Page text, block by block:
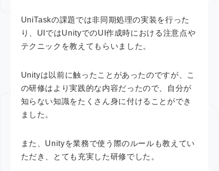
UniTaskの課題では非同期処理の実装を行った
り、UIではUnityでのUI作成時における注意点や
テクニックを教えてもらいました。
Unityは以前に触ったことがあったのですが、こ
の研修はより実践的な内容だったので、自分が
知らない知識をたくさん身に付けることができ
ました。
また、Unityを業務で使う際のルールも教えてい
ただき、とても充実した研修でした。